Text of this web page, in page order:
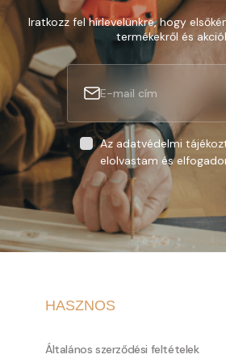
Iratkozz fel hírlevelünkre, hogy
termékekről és
Az adatvédelmi
elolvastam és
HASZNOS
Általános szerződési feltételek